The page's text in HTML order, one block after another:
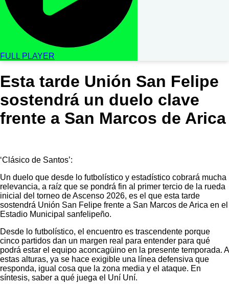
FULL PLAYER
Esta tarde Unión San Felipe
sostendrá un duelo clave
frente a San Marcos de Arica
‘Clásico de Santos’:
Un duelo que desde lo futbolístico y estadístico cobrará mucha
relevancia, a raíz que se pondrá fin al primer tercio de la rueda
inicial del torneo de Ascenso 2026, es el que esta tarde
sostendrá Unión San Felipe frente a San Marcos de Arica en el
Estadio Municipal sanfelipeño.
Desde lo futbolístico, el encuentro es trascendente porque
cinco partidos dan un margen real para entender para qué
podrá estar el equipo aconcagüino en la presente temporada. A
estas alturas, ya se hace exigible una línea defensiva que
responda, igual cosa que la zona media y el ataque. En
síntesis, saber a qué juega el Uní Uní.